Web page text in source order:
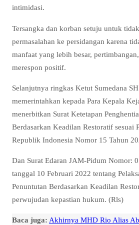
intimidasi.
Tersangka dan korban setuju untuk
permasalahan ke persidangan karena
manfaat yang lebih besar,
merespon positif.
Selanjutnya ringkas Ketut Sumedana
memerintahkan kepada Para Kepala
menerbitkan Surat Ketetapan
Berdasarkan Keadilan Restoratif sesuai
Republik Indonesia Nomor 15 Tahun
Dan Surat Edaran JAM-Pidum Nomor:
tanggal 10 Februari 2022 tentang
Penuntutan Berdasarkan Keadilan
perwujudan kepastian hukum. (Rls)
Baca juga: Akhirnya MHD Rio Alias